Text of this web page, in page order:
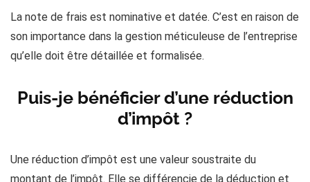
La note de frais est nominative et datée. C’est en raison de
son importance dans la gestion méticuleuse de l’entreprise
qu’elle doit être détaillée et formalisée.
Puis-je bénéficier d’une réduction
d’impôt ?
Une réduction d’impôt est une valeur soustraite du
montant de l’impôt. Elle se différencie de la déduction et